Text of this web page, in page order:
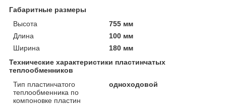
Габаритные размеры
Высота
755 мм
Длина
100 мм
Ширина
180 мм
Технические характеристики пластинчатых
теплообменников
Тип пластинчатого
теплообменника по
компоновке пластин
одноходовой